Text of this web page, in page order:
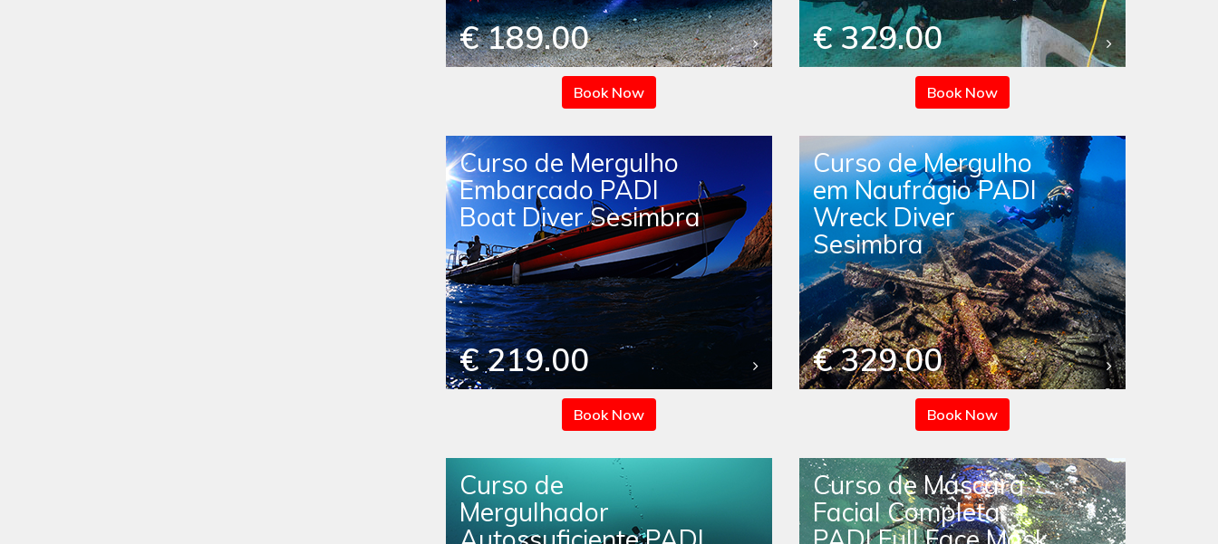
€ 189.00
Book Now
€ 329.00
Book Now
Curso de Mergulho
Embarcado PADI
Boat Diver Sesimbra
€ 219.00
Book Now
Curso de Mergulho
em Naufrágio PADI
Wreck Diver
Sesimbra
€ 329.00
Book Now
Curso de
Mergulhador
Curso de Máscara
Facial Completa